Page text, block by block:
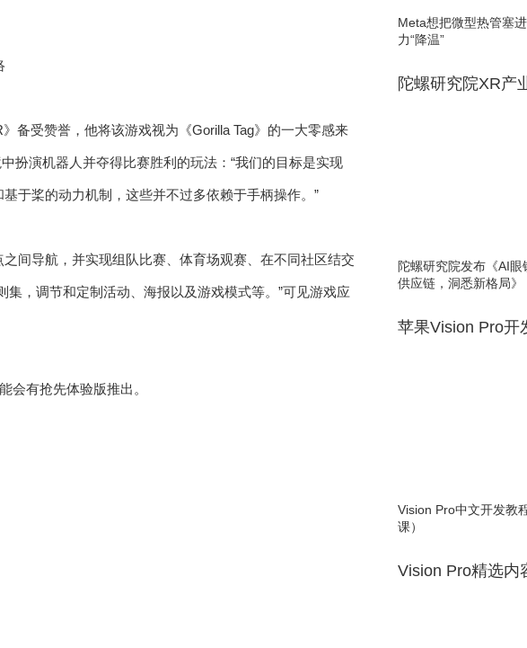
备受赞誉，他将该游戏视为《Gorilla Tag》的一大零感来
扮演机器人并夺得比赛胜利的玩法：“我们的目标是实现
于桨的动力机制，这些并不过多依赖于手柄操作。”
间导航，并实现组队比赛、体育场观赛、在不同社区结交
，调节和定制活动、海报以及游戏模式等。”可见游戏应
会有抢先体验版推出。
Meta想把微型热管塞
力“降温”
陀螺研究院XR产
陀螺研究院发布《AI
供应链，洞悉新格局》
苹果Vision Pro开
Vision Pro中文开发教
课）
Vision Pro精选内